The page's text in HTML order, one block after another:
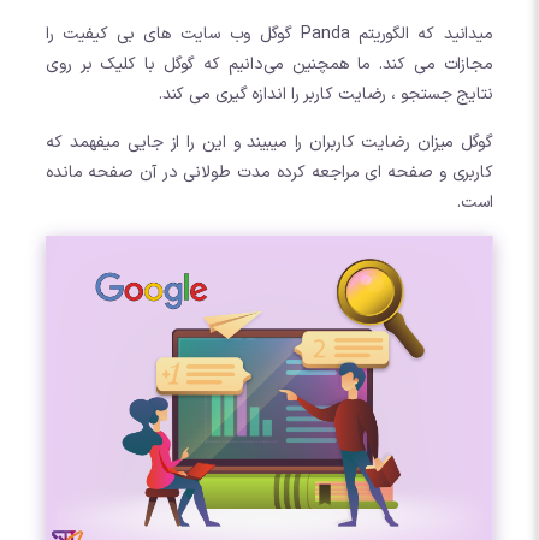
میدانید که الگوریتم Panda گوگل وب سایت های بی کیفیت را
مجازات می کند. ما همچنین می‌دانیم که گوگل با کلیک بر روی
نتایج جستجو ، رضایت کاربر را اندازه گیری می کند.
گوگل میزان رضایت کاربران را میبیند و این را از جایی میفهمد که
کاربری و صفحه ای مراجعه کرده مدت طولانی در آن صفحه مانده
است.